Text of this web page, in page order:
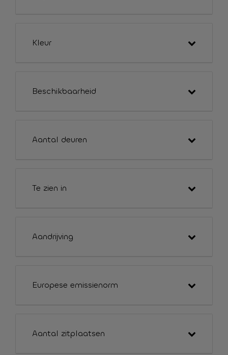
Kleur
Beschikbaarheid
Aantal deuren
Te zien in
Aandrijving
Europese emissienorm
Aantal zitplaatsen